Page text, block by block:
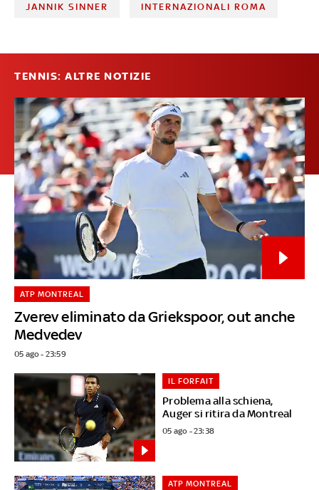
JANNIK SINNER INTERNAZIONALI ROMA
TENNIS: ALTRE NOTIZIE
Zverev eliminato da Griekspoor, out anche
Medvedev
ATP MONTREAL
05 ago - 23:59
Problema alla schiena,
Auger si ritira da Montreal
IL FORFAIT
05 ago - 23:38
ATP MONTREAL